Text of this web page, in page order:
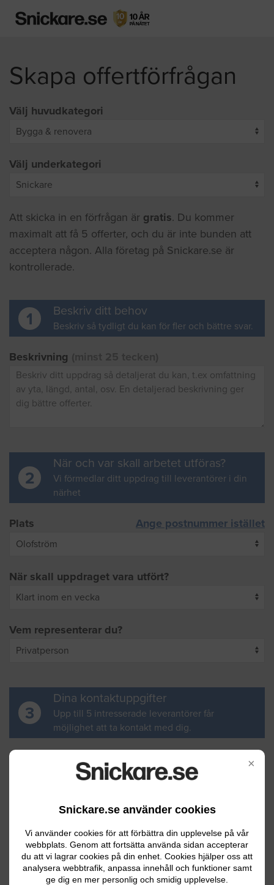
×
Snickare.se använder cookies
Vi använder cookies för att förbättra din upplevelse på vår
webbplats. Genom att fortsätta använda sidan accepterar
du att vi lagrar cookies på din enhet. Cookies hjälper oss att
analysera webbtrafik, anpassa innehåll och funktioner samt
ge dig en mer personlig och smidig upplevelse.
Skapa offertförfrågan
Välj huvudkategori
Välj underkategori
Att skicka in en förfrågan är gratis. Du kommer
maximalt att få 5 offerter, och du är inte bunden att
acceptera någon. Alla företag på Snickare.se är
kontrollerade.
1 Beskriv ditt behov
Beskriv så tydligt du kan för fler och bättre svar.
Beskrivning
2
När och var skall arbetet utföras?
Vi förmedlar ditt uppdrag till leverantörer i din
närhet
Plats Ange postnummer istället
När skall uppdraget vara utfört?
Vem representerar du?
3
Dina kontaktuppgifter
Upp till 5 intresserade leverantörer får
möjlighet att ta kontakt med dig.
Ditt för- och efternamn
Din e-postadress
Ditt telefonnummer